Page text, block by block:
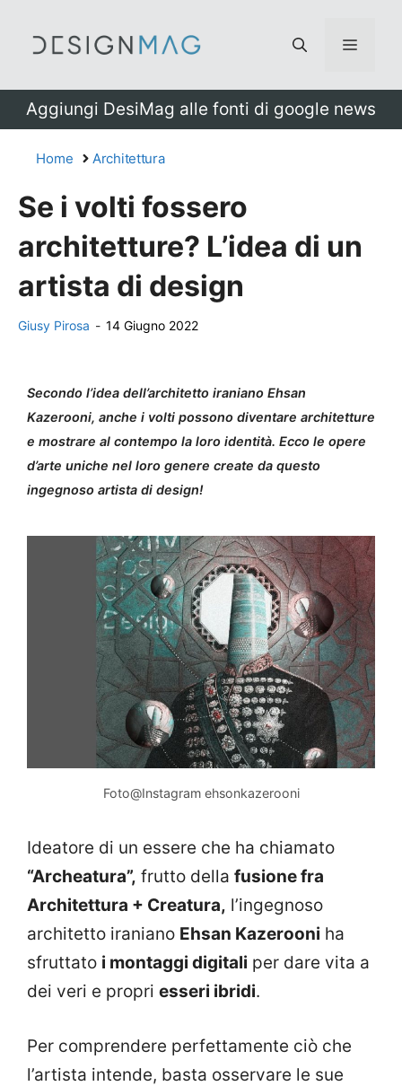
Menu
Aggiungi DesiMag alle fonti di google news
Home Architettura
Se i volti fossero
architetture? L’idea di un
artista di design
Giusy Pirosa - 14 Giugno 2022
Secondo l’idea dell’architetto iraniano Ehsan
Kazerooni, anche i volti possono diventare architetture
e mostrare al contempo la loro identità. Ecco le opere
d’arte uniche nel loro genere create da questo
ingegnoso artista di design!
Foto@Instagram ehsonkazerooni
Ideatore di un essere che ha chiamato
“Archeatura”, frutto della fusione fra
Architettura + Creatura, l’ingegnoso
architetto iraniano Ehsan Kazerooni ha
sfruttato i montaggi digitali per dare vita a
dei veri e propri esseri ibridi.
Per comprendere perfettamente ciò che
l’artista intende, basta osservare le sue